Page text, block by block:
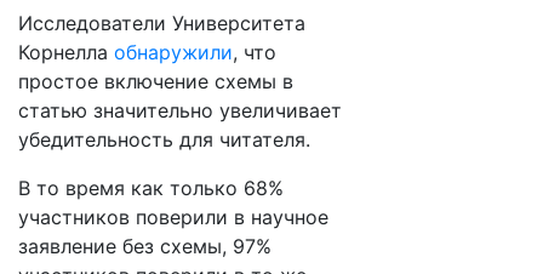
Исследователи Университета
Корнелла обнаружили, что
простое включение схемы в
статью значительно увеличивает
убедительность для читателя.
В то время как только 68%
участников поверили в научное
заявление без схемы, 97%